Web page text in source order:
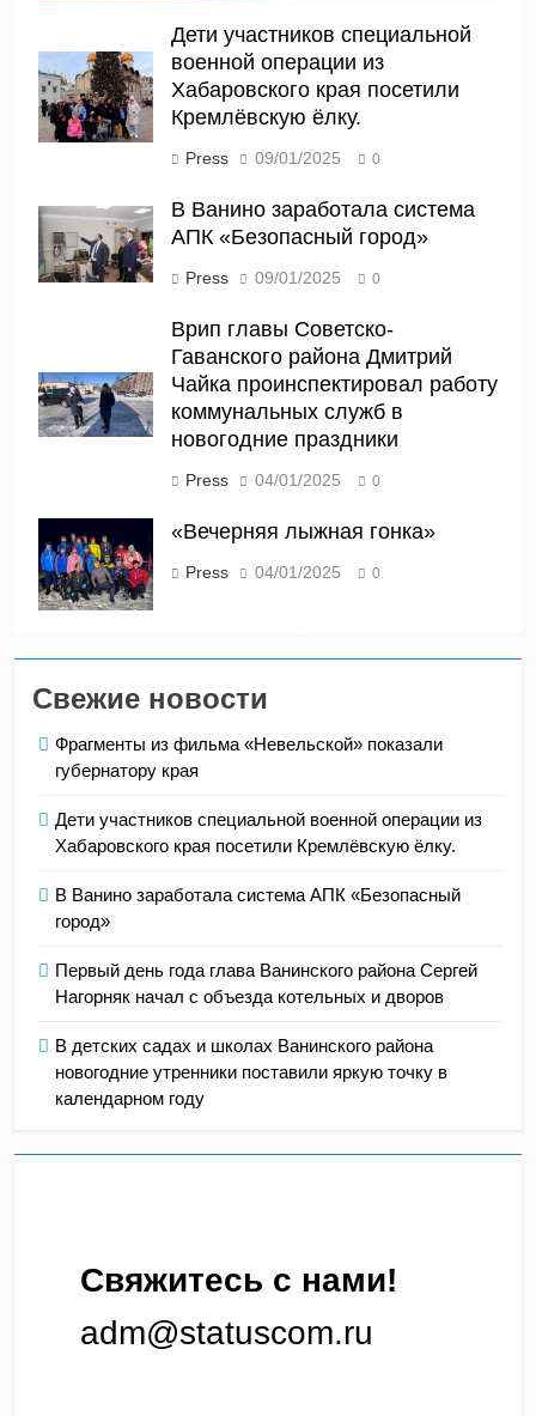
Дети участников специальной
военной операции из
Хабаровского края посетили
Кремлёвскую ёлку.
Press 09/01/2025 0
В Ванино заработала система
АПК «Безопасный город»
Press 09/01/2025 0
Врип главы Советско-
Гаванского района Дмитрий
Чайка проинспектировал работу
коммунальных служб в
новогодние праздники
Press 04/01/2025 0
«Вечерняя лыжная гонка»
Press 04/01/2025 0
Свежие новости
Фрагменты из фильма «Невельской» показали
губернатору края
Дети участников специальной военной операции из
Хабаровского края посетили Кремлёвскую ёлку.
В Ванино заработала система АПК «Безопасный
город»
Первый день года глава Ванинского района Сергей
Нагорняк начал с объезда котельных и дворов
В детских садах и школах Ванинского района
новогодние утренники поставили яркую точку в
календарном году
Свяжитесь с нами!
adm@statuscom.ru